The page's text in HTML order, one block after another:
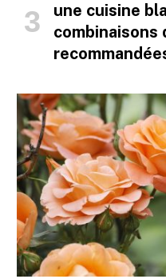
une cuisine
combinaisons